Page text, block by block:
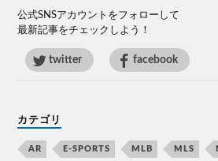
公式SNSアカウントをフォローして
最新記事をチェックしよう！
twitter facebook
カテゴリ
AR E-SPORTS MLB MLS